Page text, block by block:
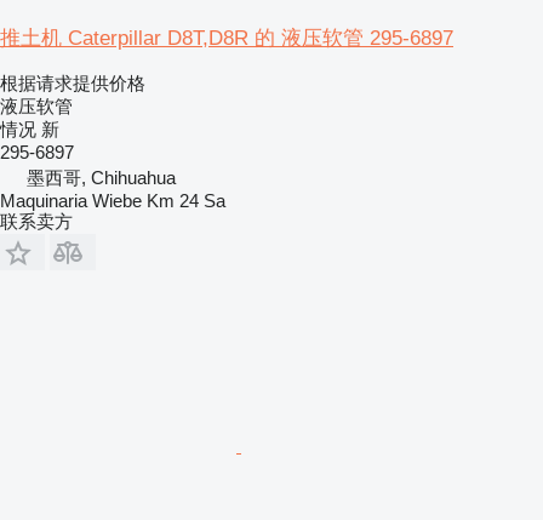
推土机 Caterpillar D8T,D8R 的 液压软管 295-6897
根据请求提供价格
液压软管
情况 新
295-6897
墨西哥, Chihuahua
Maquinaria Wiebe Km 24 Sa
联系卖方